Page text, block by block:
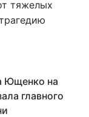
тяжелых
Ющенко на
главного